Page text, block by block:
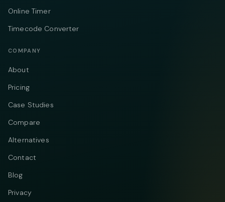
Online Timer
Timecode Converter
COMPANY
About
Pricing
Case Studies
Compare
Alternatives
Contact
Blog
Privacy